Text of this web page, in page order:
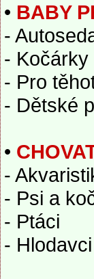
• BABY
-
- Kočárky
- Pro
- Dětské
•
-
- Psi a
- Ptáci
-